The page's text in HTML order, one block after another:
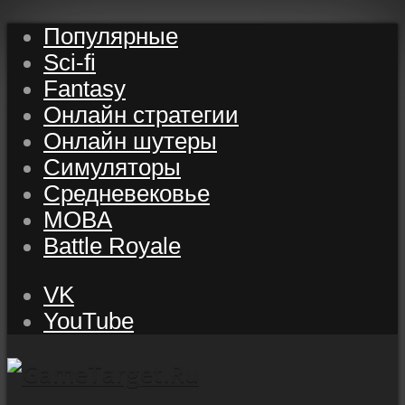
Популярные
Sci-fi
Fantasy
Онлайн стратегии
Онлайн шутеры
Симуляторы
Средневековье
MOBA
Battle Royale
VK
YouTube